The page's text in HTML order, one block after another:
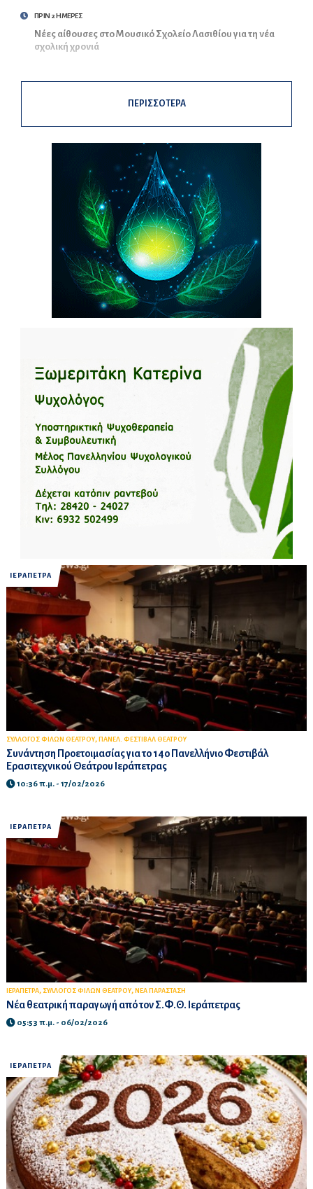
ΠΡΙΝ 2 ΗΜΕΡΕΣ
Νέες αίθουσες στο Μουσικό Σχολείο Λασιθίου για τη νέα
σχολική χρονιά
ΠΕΡΙΣΣΟΤΕΡΑ
ΙΕΡΑΠΕΤΡΑ
ΣΥΛΛΟΓΟΣ ΦΙΛΩΝ ΘΕΑΤΡΟΥ, ΠΑΝΕΛ. ΦΕΣΤΙΒΑΛ ΘΕΑΤΡΟΥ
Συνάντηση Προετοιμασίας για το 14ο Πανελλήνιο Φεστιβάλ
Ερασιτεχνικού Θεάτρου Ιεράπετρας
10:36 π.μ. - 17/02/2026
ΙΕΡΑΠΕΤΡΑ
ΙΕΡΑΠΕΤΡΑ, ΣΥΛΛΟΓΟΣ ΦΙΛΩΝ ΘΕΑΤΡΟΥ, ΝΕΑ ΠΑΡΑΣΤΑΣΗ
Νέα θεατρική παραγωγή από τον Σ.Φ.Θ. Ιεράπετρας
05:53 π.μ. - 06/02/2026
ΙΕΡΑΠΕΤΡΑ